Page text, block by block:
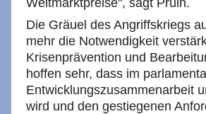
Weltmarktpreise", sagt Pruin.
Die Gräuel des Angriffskriegs
mehr die Notwendigkeit
Krisenprävention und
hoffen sehr, dass im
Entwicklungszusammenarbeit
wird und den gestiegenen